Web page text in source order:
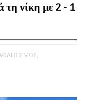
τη νίκη με 2 - 1